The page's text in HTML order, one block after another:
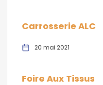
Carrosserie ALC
20 mai 2021
Foire Aux Tissus